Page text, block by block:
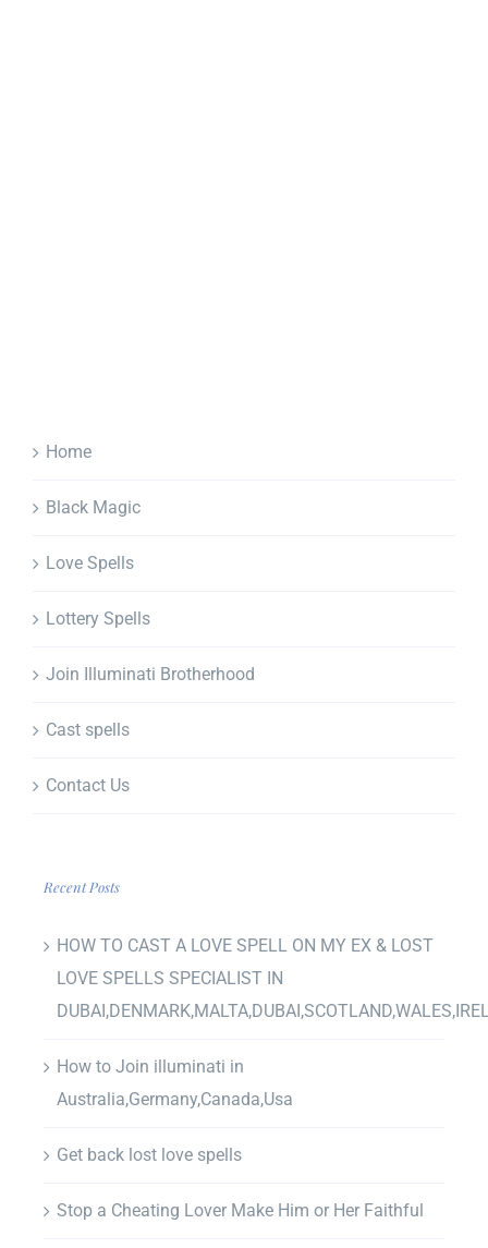
Home
Black Magic
Love Spells
Lottery Spells
Join Illuminati Brotherhood
Cast spells
Contact Us
Recent Posts
HOW TO CAST A LOVE SPELL ON MY EX & LOST
LOVE SPELLS SPECIALIST IN
How to Join illuminati in
Australia,Germany,Canada,Usa
Get back lost love spells
Stop a Cheating Lover Make Him or Her Faithful